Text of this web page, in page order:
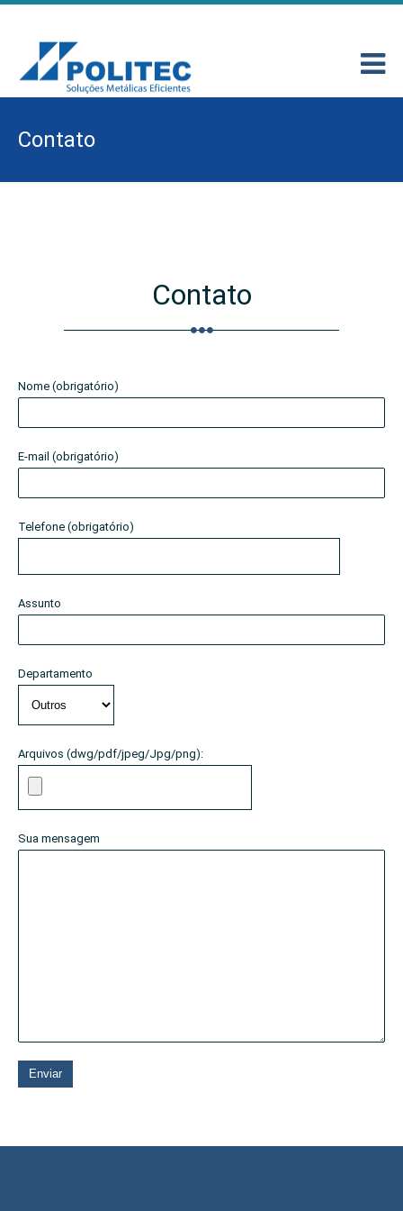
Contato
Contato
Nome (obrigatório)
E-mail (obrigatório)
Telefone (obrigatório)
Assunto
Departamento
Arquivos (dwg/pdf/jpeg/Jpg/png):
Sua mensagem